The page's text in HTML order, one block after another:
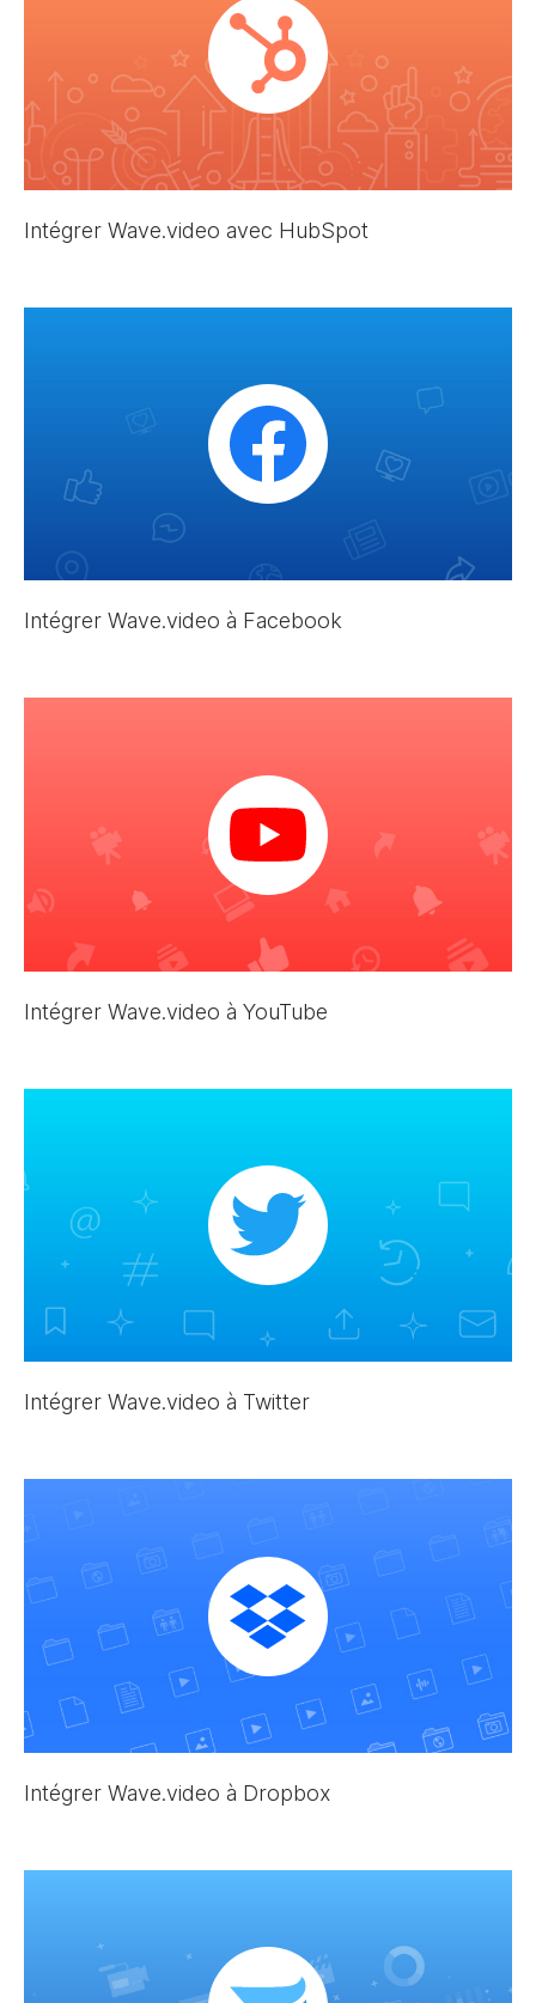
Intégrer Wave.video avec HubSpot
Intégrer Wave.video à Facebook
Intégrer Wave.video à YouTube
Intégrer Wave.video à Twitter
Intégrer Wave.video à Dropbox